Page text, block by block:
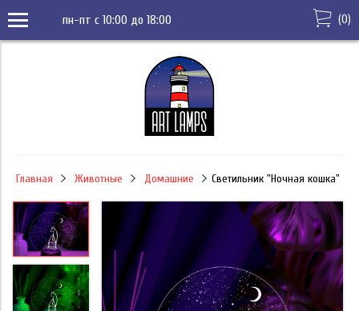
пн-пт с 10:00 до 18:00 (0)
Главная Животные Домашние Светильник "Ночная кошка"